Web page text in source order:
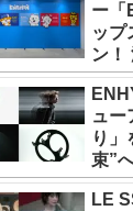
ー「
ップ
ン！
が登
ュー
り」
束”
フィ
LE